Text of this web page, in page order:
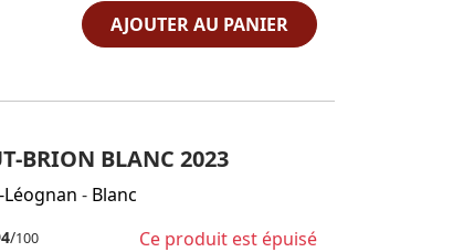
AJOUTER AU PANIER
BRION BLANC 2023
Léognan - Blanc
/100 Ce produit est épuisé